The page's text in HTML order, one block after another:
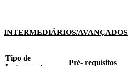
INTERMEDIÁRIOS/AVANÇADOS
Tipo de
Pré- requisitos